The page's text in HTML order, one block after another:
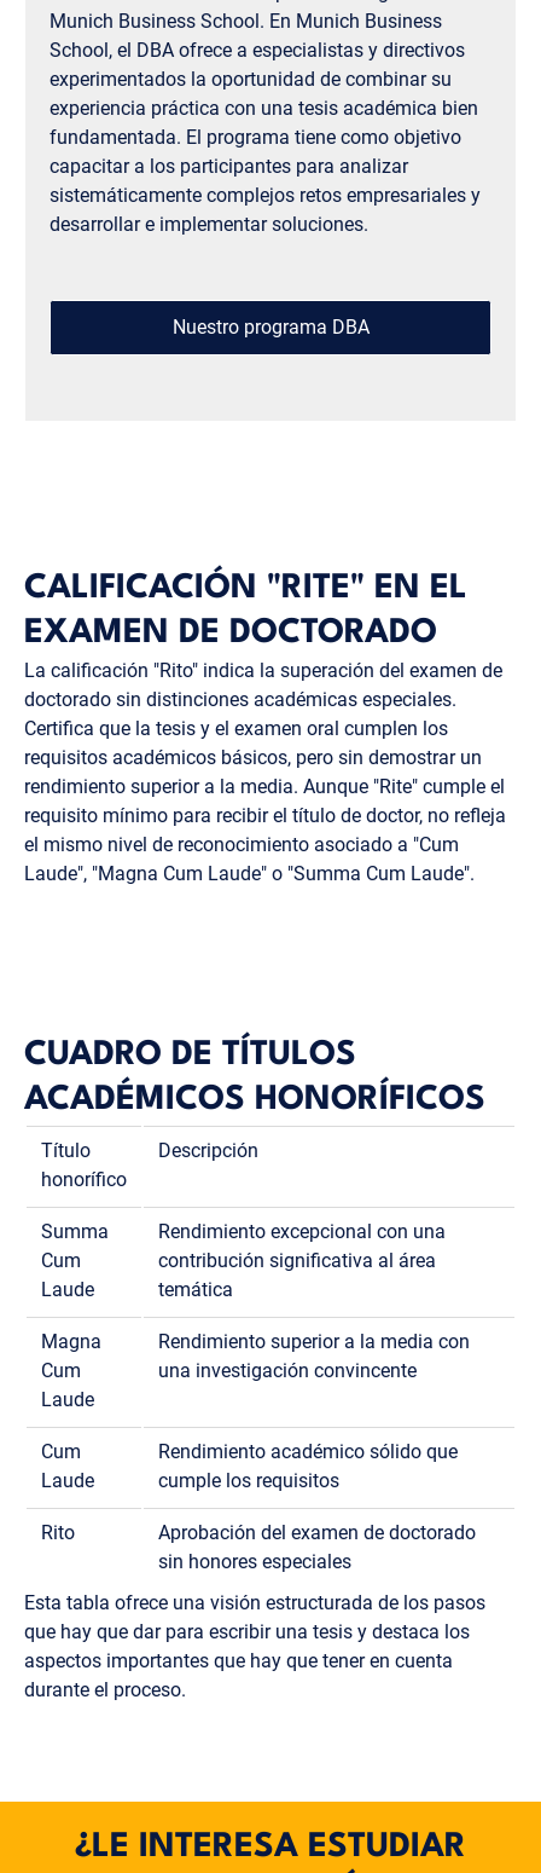
Munich Business School. En Munich Business
School, el DBA ofrece a especialistas y directivos
experimentados la oportunidad de combinar su
experiencia práctica con una tesis académica bien
fundamentada. El programa tiene como objetivo
capacitar a los participantes para analizar
sistemáticamente complejos retos empresariales y
desarrollar e implementar soluciones.
Nuestro programa DBA
CALIFICACIÓN "RITE" EN EL
EXAMEN DE DOCTORADO
La calificación "Rito" indica la superación del examen de
doctorado sin distinciones académicas especiales.
Certifica que la tesis y el examen oral cumplen los
requisitos académicos básicos, pero sin demostrar un
rendimiento superior a la media. Aunque "Rite" cumple el
requisito mínimo para recibir el título de doctor, no refleja
el mismo nivel de reconocimiento asociado a "Cum
Laude", "Magna Cum Laude" o "Summa Cum Laude".
CUADRO DE TÍTULOS
ACADÉMICOS HONORÍFICOS
Título
honorífico
Descripción
Summa
Cum
Laude
Rendimiento excepcional con una
contribución significativa al área
temática
Magna
Cum
Laude
Rendimiento superior a la media con
una investigación convincente
Cum
Laude
Rendimiento académico sólido que
cumple los requisitos
Rito
Aprobación del examen de doctorado
sin honores especiales
Esta tabla ofrece una visión estructurada de los pasos
que hay que dar para escribir una tesis y destaca los
aspectos importantes que hay que tener en cuenta
durante el proceso.
¿LE INTERESA ESTUDIAR